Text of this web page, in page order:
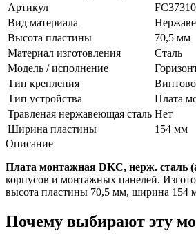
Артикул
Вид материала
Высота пластины
70,5 мм
Материал изготовления
Сталь
Модель / исполнение
Тип крепления
Тип устройства
Плата
Травленая нержавеющая сталь Нет
Ширина пластины
154 мм
Описание
Плата монтажная DKC, нерж. сталь
корпусов и монтажных панелей.
высота пластины 70,5 мм, ширина 154
Почему выбирают эту